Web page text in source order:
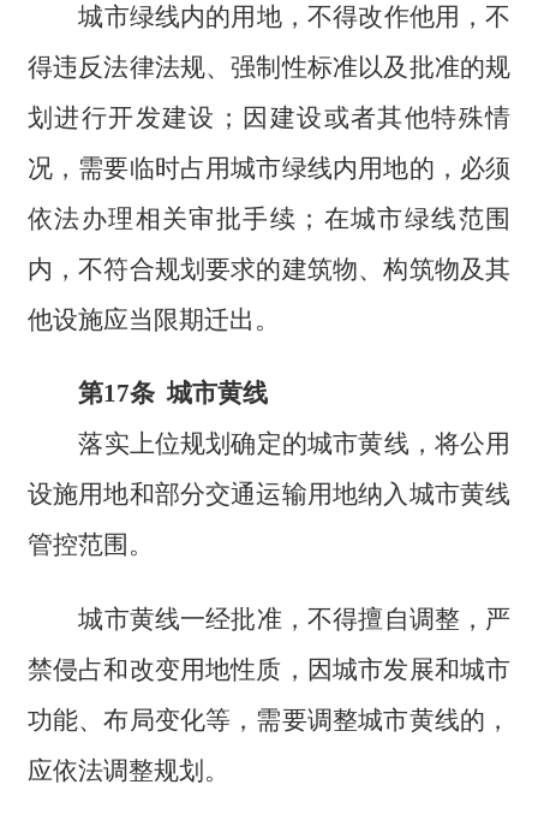
城市绿线内的用地，不得改作他用，不
得违反法律法规、强制性标准以及批准的规
划进行开发建设；因建设或者其他特殊情
况，需要临时占用城市绿线内用地的，必须
依法办理相关审批手续；在城市绿线范围
内，不符合规划要求的建筑物、构筑物及其
他设施应当限期迁出。
第17条 城市黄线
落实上位规划确定的城市黄线，将公用
设施用地和部分交通运输用地纳入城市黄线
管控范围。
城市黄线一经批准，不得擅自调整，严
禁侵占和改变用地性质，因城市发展和城市
功能、布局变化等，需要调整城市黄线的，
应依法调整规划。